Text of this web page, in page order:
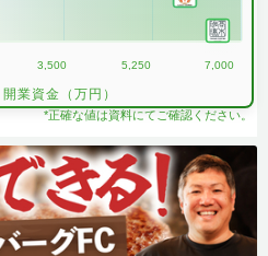
3,500 5,250 7,000
開業資金（万円）
*正確な値は資料にてご確認ください。